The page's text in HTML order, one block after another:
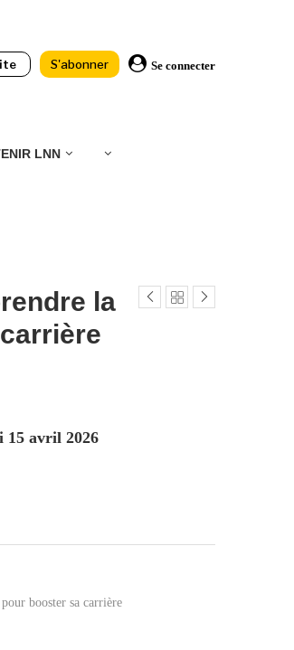
S'abonner Se connecter
LNN
la
15 avril 2026
booster sa carrière